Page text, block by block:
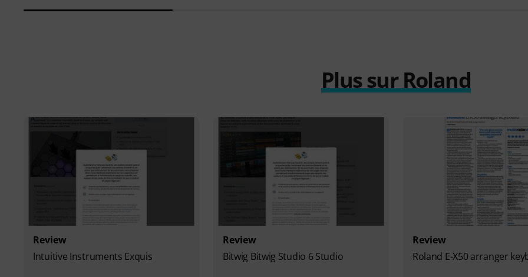
Plus sur Roland
Review
Intuitive Instruments Exquis
Review
Bitwig Bitwig Studio 6 Studio
Review
Roland E-X50 arranger